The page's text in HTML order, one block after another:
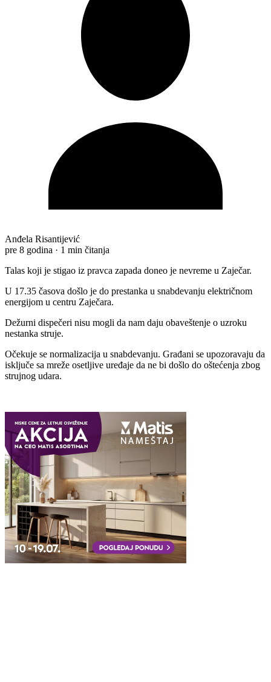
Anđela Risantijević
pre 8 godina · 1 min čitanja
Talas koji je stigao iz pravca zapada doneo je nevreme u Zaječar.
U 17.35 časova došlo je do prestanka u snabdevanju električnom
energijom u centru Zaječara.
Dežurni dispečeri nisu mogli da nam daju obaveštenje o uzroku
nestanka struje.
Očekuje se normalizacija u snabdevanju. Građani se upozoravaju da
isključe sa mreže osetljive uređaje da ne bi došlo do oštećenja zbog
strujnog udara.